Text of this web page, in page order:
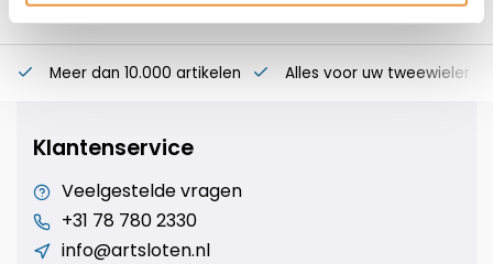
Meer dan 10.000 artikelen Alles voor uw tweewieler
Klantenservice
Veelgestelde vragen
+31 78 780 2330
info@artsloten.nl